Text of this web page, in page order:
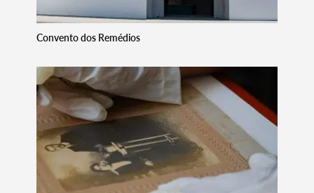
Categories
Filters
Convento dos Remédios